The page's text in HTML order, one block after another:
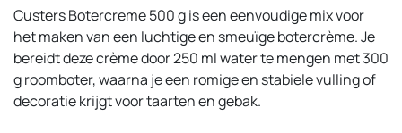
Custers Botercreme 500 g is een eenvoudige mix voor
het maken van een luchtige en smeuïge botercrème. Je
bereidt deze crème door 250 ml water te mengen met 300
g roomboter, waarna je een romige en stabiele vulling of
decoratie krijgt voor taarten en gebak.